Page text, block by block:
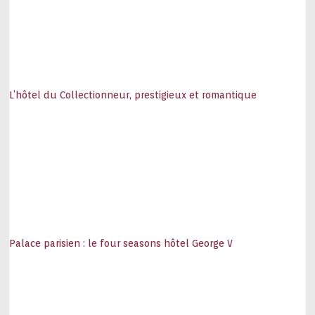
L’hôtel du Collectionneur, prestigieux et romantique
Palace parisien : le four seasons hôtel George V